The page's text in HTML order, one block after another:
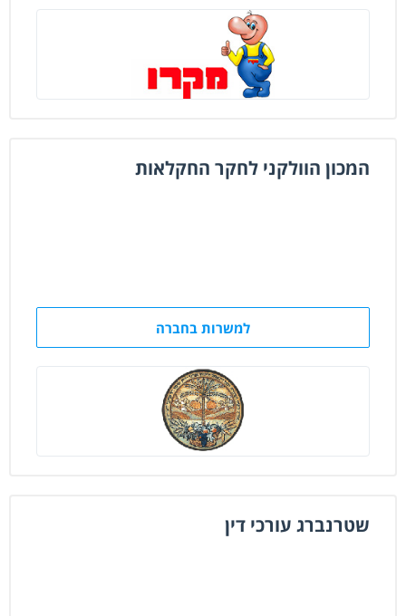
המכון הוולקני לחקר החקלאות
למשרות בחברה
שטרנברג עורכי דין